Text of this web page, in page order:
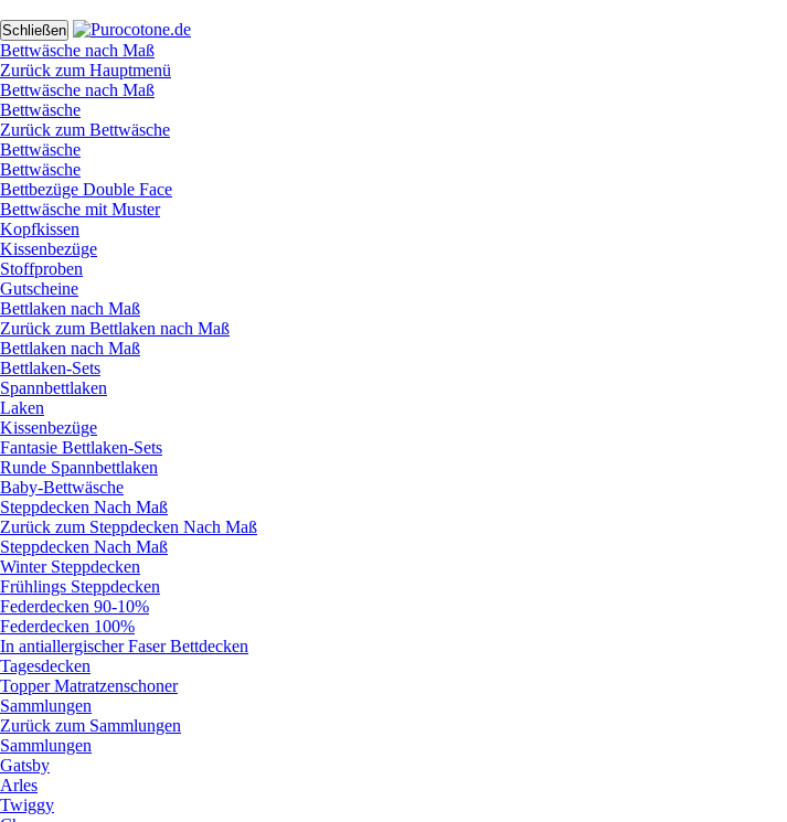
Schließen
Bettwäsche nach Maß
Zurück zum Hauptmenü
Bettwäsche nach Maß
Bettwäsche
Zurück zum Bettwäsche
Bettwäsche
Bettwäsche
Bettbezüge Double Face
Bettwäsche mit Muster
Kopfkissen
Kissenbezüge
Stoffproben
Gutscheine
Bettlaken nach Maß
Zurück zum Bettlaken nach Maß
Bettlaken nach Maß
Bettlaken-Sets
Spannbettlaken
Laken
Kissenbezüge
Fantasie Bettlaken-Sets
Runde Spannbettlaken
Baby-Bettwäsche
Steppdecken Nach Maß
Zurück zum Steppdecken Nach Maß
Steppdecken Nach Maß
Winter Steppdecken
Frühlings Steppdecken
Federdecken 90-10%
Federdecken 100%
In antiallergischer Faser Bettdecken
Tagesdecken
Topper Matratzenschoner
Sammlungen
Zurück zum Sammlungen
Sammlungen
Gatsby
Arles
Twiggy